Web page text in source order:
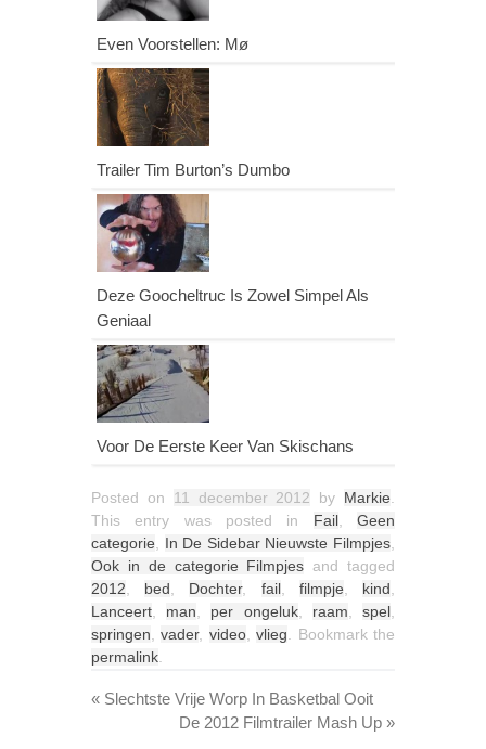
Even Voorstellen: Mø
Trailer Tim Burton’s Dumbo
Deze Goocheltruc Is Zowel Simpel Als
Geniaal
Voor De Eerste Keer Van Skischans
Posted on 11 december 2012 by Markie
This entry was posted in Fail,Geen
categorie
In De Sidebar Nieuwste Filmpjes
Ook in de categorie Filmpjes and tagged
2012
bed Dochter, fail, filmpje kind
Lanceert
man per ongeluk, raam ,spel
springen ,vader, video,vlieg . Bookmark the
permalink
« Slechtste Vrije Worp In Basketbal Ooit
De 2012 Filmtrailer Mash Up »